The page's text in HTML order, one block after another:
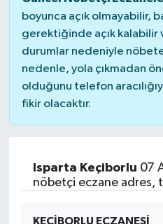
boyunca açık olmayabilir,
gerektiğinde açık kalabilir
durumlar nedeniyle
nedenle, yola çıkmadan
olduğunu telefon
fikir olacaktır.
Isparta Keçiborlu 07
nöbetçi eczane adres,
KEÇİBORLU ECZANESİ